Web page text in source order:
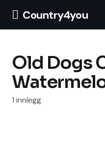
Country4you
Old Dogs
1 innlegg